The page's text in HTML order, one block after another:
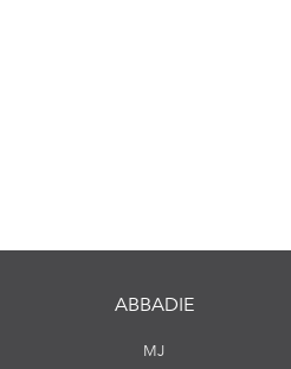
ABBADIE
MJ